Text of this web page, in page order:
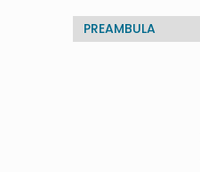
PREAMBULA